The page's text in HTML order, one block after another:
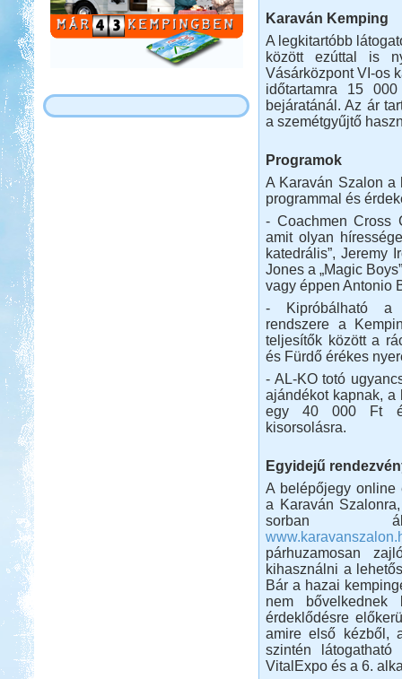
Karaván Kemping
A legkitartóbb
között ezúttal is
Vásárközpont VI-os
időtartamra 15
bejáratánál. Az ár
a szemétgyűjtő
Programok
A Karaván Szalon a
programmal és
- Coachmen Cross
amit olyan
katedrális”, Jeremy
Jones a „Magic
vagy éppen Antonio
- Kipróbálható a
rendszere a
teljesítők között a
és Fürdő érékes
- AL-KO totó
ajándékot kapnak, a
egy 40 000 Ft
kisorsolásra.
Egyidejű
A belépőjegy online
a Karaván
sorban
párhuzamosan
kihasználni a
Bár a hazai
nem bővelkednek
érdeklődésre
amire első kézből,
szintén
VitalExpo és a 6.